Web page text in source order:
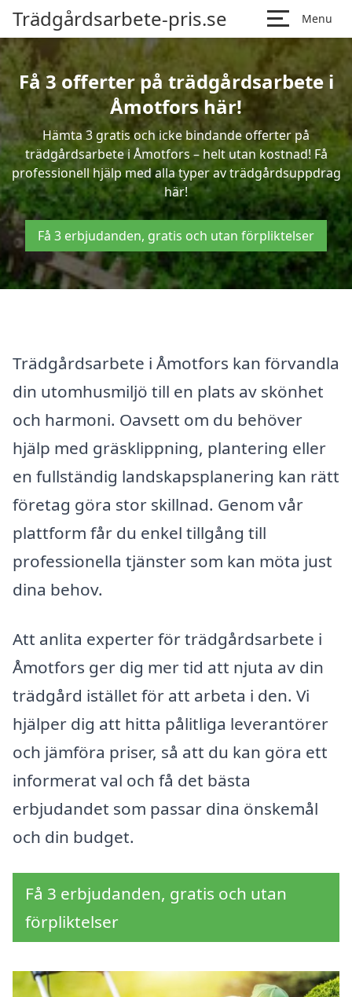
Trädgårdsarbete-pris.se Menu
Få 3 offerter på trädgårdsarbete i
Åmotfors här!
Hämta 3 gratis och icke bindande offerter på
trädgårdsarbete i Åmotfors – helt utan kostnad! Få
professionell hjälp med alla typer av trädgårdsuppdrag
här!
Få 3 erbjudanden, gratis och utan förpliktelser
Trädgårdsarbete i Åmotfors kan förvandla
din utomhusmiljö till en plats av skönhet
och harmoni. Oavsett om du behöver
hjälp med gräsklippning, plantering eller
en fullständig landskapsplanering kan rätt
företag göra stor skillnad. Genom vår
plattform får du enkel tillgång till
professionella tjänster som kan möta just
dina behov.
Att anlita experter för trädgårdsarbete i
Åmotfors ger dig mer tid att njuta av din
trädgård istället för att arbeta i den. Vi
hjälper dig att hitta pålitliga leverantörer
och jämföra priser, så att du kan göra ett
informerat val och få det bästa
erbjudandet som passar dina önskemål
och din budget.
Få 3 erbjudanden, gratis och utan
förpliktelser